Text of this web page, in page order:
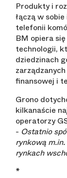
Produkty i
łączą w
telefonii
BM opiera
technologii,
dziedzinach
finansowej i
Grono
kilkanaście
operatorzy
- Ostatnio
rynkową m.in.
rynkach
*